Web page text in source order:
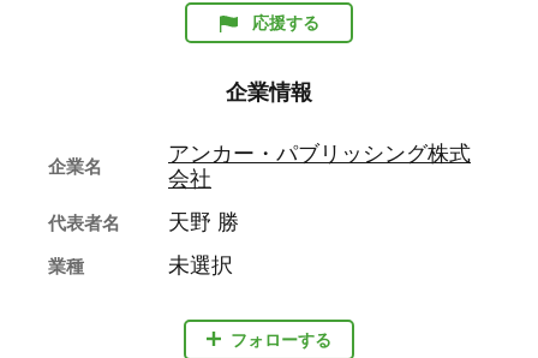
応援する
企業情報
フォローする
企業名
アンカー・パブリッシング株式
会社
代表者名 天野 勝
業種 未選択